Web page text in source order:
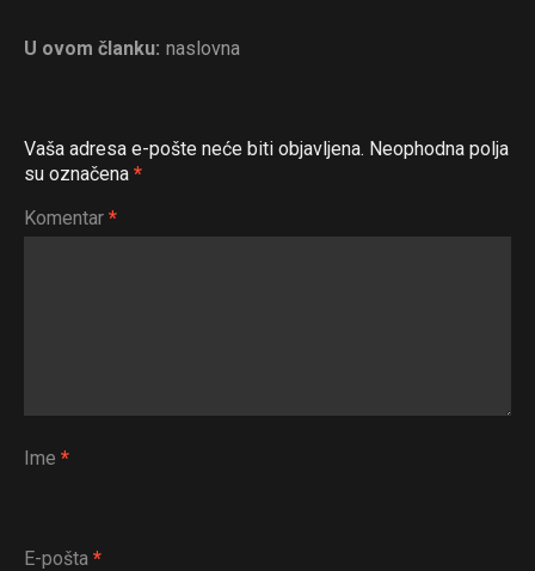
U ovom članku: naslovna
Vaša adresa e-pošte neće biti objavljena. Neophodna polja
su označena *
Komentar *
Ime *
E-pošta *